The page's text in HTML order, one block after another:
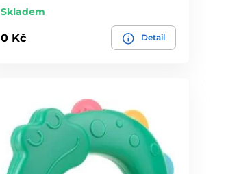
Skladem
0 Kč Detail